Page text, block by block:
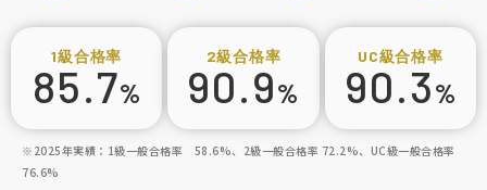
1級合格率
85.7%
2級合格率
90.9%
UC級合格率
90.3%
※2025年実績：1級一般合格率 58.6%、2級一般合格率 72.2%、UC級一般合格率
76.6%